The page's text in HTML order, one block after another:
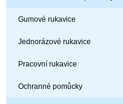
Gumové rukavice
Jednorázové rukavice
Pracovní rukavice
Ochranné pomůcky